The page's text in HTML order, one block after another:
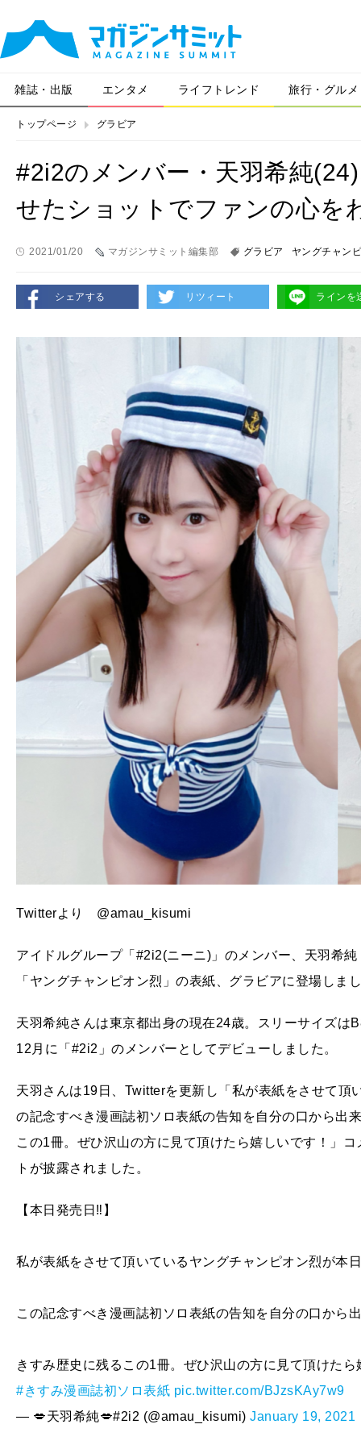
雑誌・出版 エンタメ ライフトレンド 旅行・グルメ
トップページ グラビア
#2i2のメンバー・天羽希純
せたショットでファンの心を
2021/01/20 マガジンサミット編集部 グラビア ヤングチャン
シェアする リツィート ラインを
Twitterより @amau_kisumi
アイドルグループ「#2i2(ニーニ)」のメンバー、天羽希
「ヤングチャンピオン烈」の表紙、グラビアに登場しま
天羽希純さんは東京都出身の現在24歳。スリーサイズ
12月に「#2i2」のメンバーとしてデビューしました。
天羽さんは19日、Twitterを更新し「私が表紙をさせて頂
の記念すべき漫画誌初ソロ表紙の告知を自分の口から出
この1冊。ぜひ沢山の方に見て頂けたら嬉しいです！」
トが披露されました。
【本日発売日‼️】
私が表紙をさせて頂いているヤングチャンピオン烈が本
この記念すべき漫画誌初ソロ表紙の告知を自分の口から
きすみ歴史に残るこの1冊。ぜひ沢山の方に見て頂けたら
#きすみ漫画誌初ソロ表紙 pic.twitter.com/BJzsKAy7w9
— 💋天羽希純💋#2i2 (@amau_kisumi) January 19, 2021